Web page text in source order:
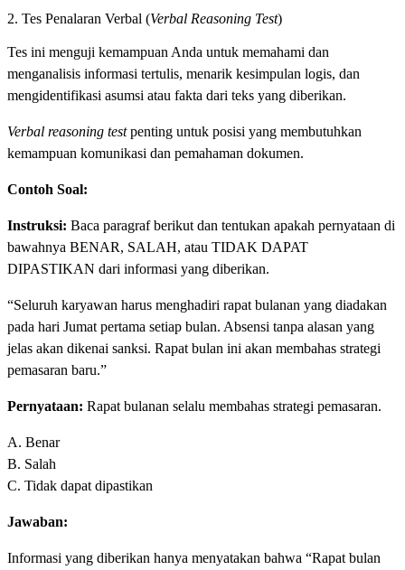
2. Tes Penalaran Verbal (Verbal Reasoning Test)
Tes ini menguji kemampuan Anda untuk memahami dan
menganalisis informasi tertulis, menarik kesimpulan logis, dan
mengidentifikasi asumsi atau fakta dari teks yang diberikan.
Verbal reasoning testpenting untuk posisi yang membutuhkan
kemampuan komunikasi dan pemahaman dokumen.
Contoh Soal:
Instruksi: Baca paragraf berikut dan tentukan apakah pernyataan di
bawahnya BENAR, SALAH, atau TIDAK DAPAT
DIPASTIKAN dari informasi yang diberikan.
“Seluruh karyawan harus menghadiri rapat bulanan yang diadakan
pada hari Jumat pertama setiap bulan. Absensi tanpa alasan yang
jelas akan dikenai sanksi. Rapat bulan ini akan membahas strategi
pemasaran baru.”
Pernyataan: Rapat bulanan selalu membahas strategi pemasaran.
A. Benar
B. Salah
C. Tidak dapat dipastikan
Jawaban:
Informasi yang diberikan hanya menyatakan bahwa “Rapat bulan